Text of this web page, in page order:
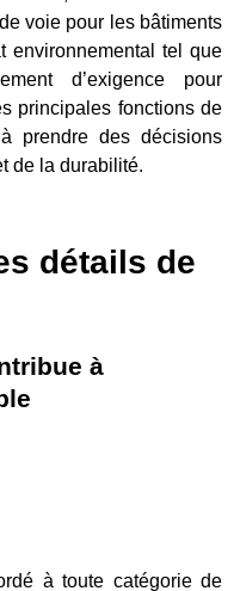
voie pour les bâtiments
environnemental tel que
d’exigence pour
principales fonctions de
prendre des décisions
de la durabilité.
détails de
à
à toute catégorie de